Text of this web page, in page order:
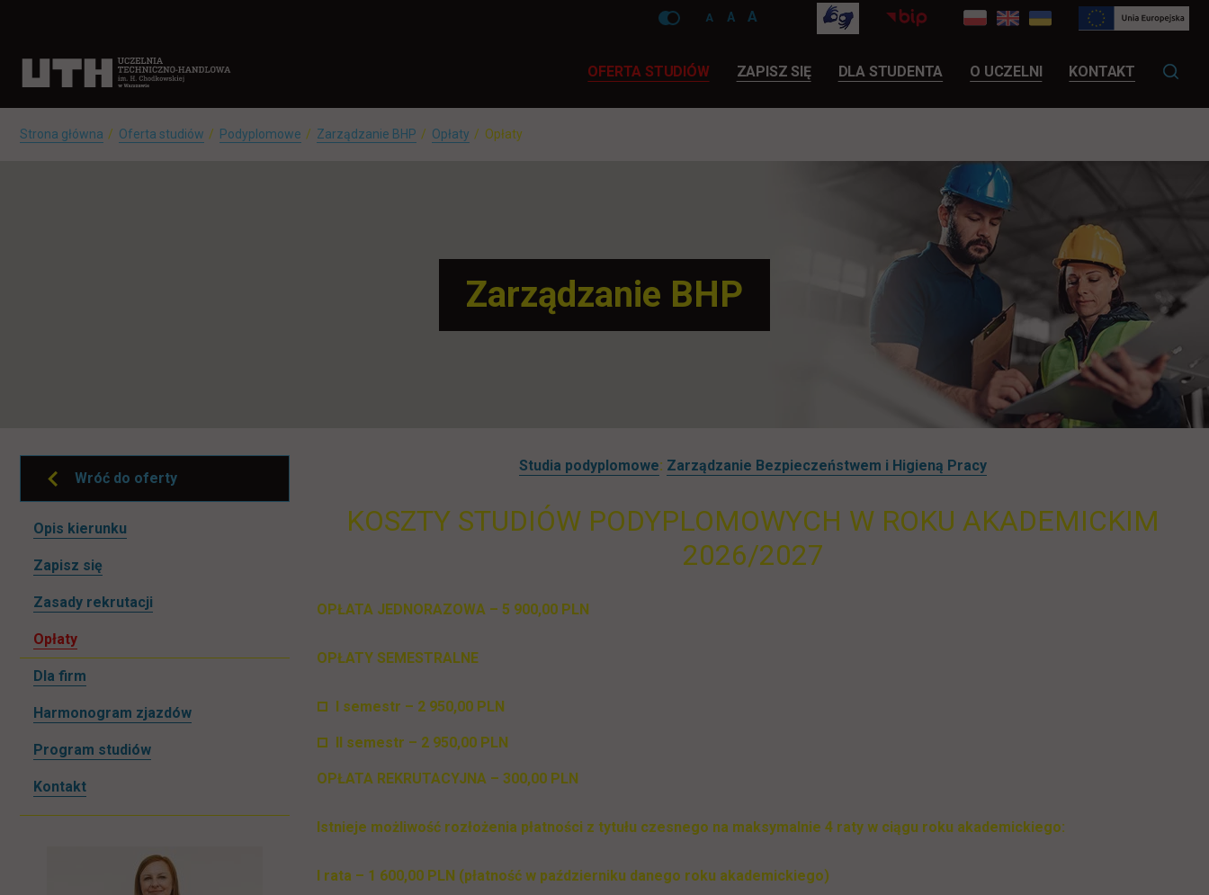
A A
A
nawigacje
OFERTA STUDIÓW ZAPISZ SIĘLINK OTWIERA SIĘ W NOWEJ KARCIE
DLA STUDENTA O UCZELNI KONTAKT
Strona główna Oferta studiów Podyplomowe Zarządzanie BHP Opłaty Opłaty
Zarządzanie BHP
Wróć do oferty
Pomiń
nawigacje
Opis kierunku
Zapisz się
Zasady rekrutacji
Opłaty
Dla firm
Harmonogram zjazdów
Program studiów
Kontakt
Studia podyplomowe: Zarządzanie Bezpieczeństwem i Higieną Pracy
KOSZTY STUDIÓW PODYPLOMOWYCH W ROKU AKADEMICKIM
2026/2027
OPŁATA JEDNORAZOWA – 5 900,00 PLN
OPŁATY SEMESTRALNE
I semestr – 2 950,00 PLN
II semestr – 2 950,00 PLN
OPŁATA REKRUTACYJNA – 300,00 PLN
Istnieje możliwość rozłożenia płatności z tytułu czesnego na maksymalnie 4 raty w ciągu roku akademickiego:
I rata – 1 600,00 PLN (płatność w październiku danego roku akademickiego)